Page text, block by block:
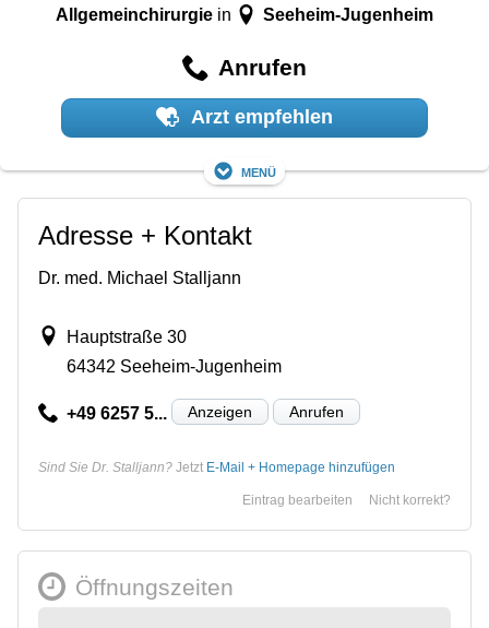
Allgemeinchirurgiein Seeheim-Jugenheim
Anrufen
Arzt empfehlen
Menü
Adresse + Kontakt
Dr. med. Michael Stalljann
Hauptstraße 30
64342 Seeheim-Jugenheim
+49 6257 5... Anzeigen Anrufen
Sind Sie Dr. Stalljann? Jetzt E-Mail + Homepage hinzufügen
Nicht korrekt?
Eintrag bearbeiten
Öffnungszeiten